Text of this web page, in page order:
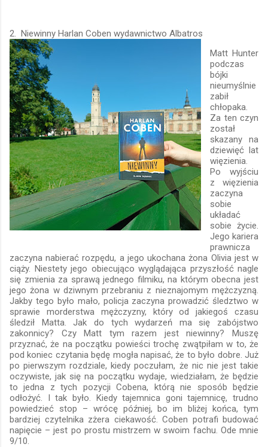
2. Niewinny Harlan Coben wydawnictwo Albatros
Matt Hunter
podczas
bójki
nieumyślnie
zabił
chłopaka.
Za ten czyn
został
skazany na
dziewięć lat
więzienia.
Po wyjściu
z więzienia
zaczyna
sobie
układać
sobie życie.
Jego kariera
prawnicza
zaczyna nabierać rozpędu, a jego ukochana żona Olivia jest w
ciąży. Niestety jego obiecująco wyglądająca przyszłość nagle
się zmienia za sprawą jednego filmiku, na którym obecna jest
jego żona w dziwnym przebraniu z nieznajomym mężczyzną.
Jakby tego było mało, policja zaczyna prowadzić śledztwo w
sprawie morderstwa mężczyzny, który od jakiegoś czasu
śledził Matta. Jak do tych wydarzeń ma się zabójstwo
zakonnicy? Czy Matt tym razem jest niewinny? Muszę
przyznać, że na początku powieści trochę zwątpiłam w to, że
pod koniec czytania będę mogła napisać, że to było dobre. Już
po pierwszym rozdziale, kiedy poczułam, że nic nie jest takie
oczywiste, jak się na początku wydaje, wiedziałam, że będzie
to jedna z tych pozycji Cobena, którą nie sposób będzie
odłożyć. I tak było. Kiedy tajemnica goni tajemnicę, trudno
powiedzieć stop – wrócę później, bo im bliżej końca, tym
bardziej czytelnika zżera ciekawość. Coben potrafi budować
napięcie – jest po prostu mistrzem w swoim fachu. Ode mnie
9/10.